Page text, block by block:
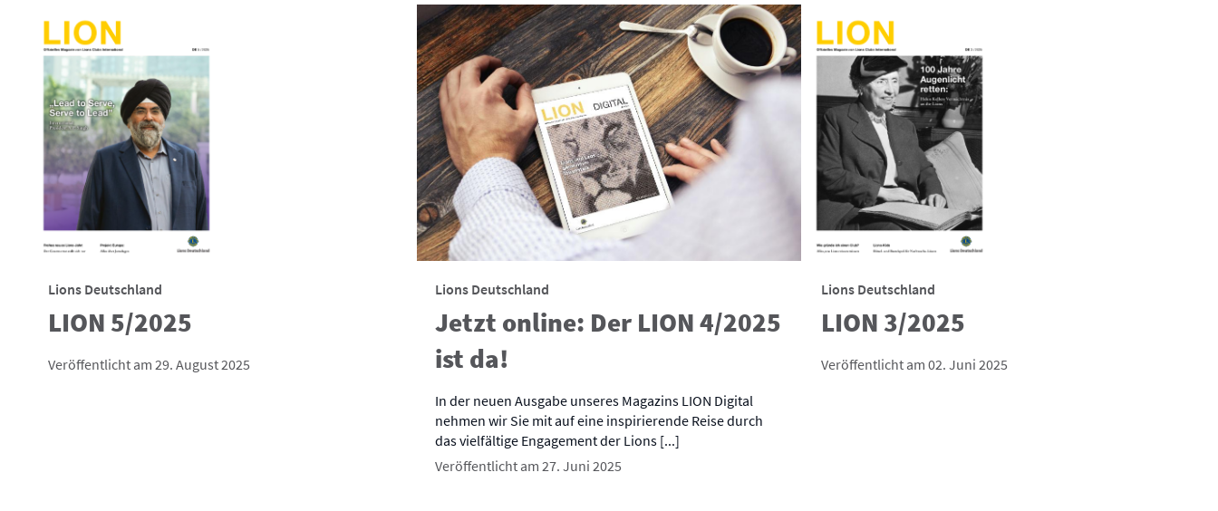
Lions Deutschland
LION 5/2025
Veröffentlicht am 29. August 2025
Lions Deutschland
Jetzt online: Der LION 4/2025
ist da!
In der neuen Ausgabe unseres Magazins LION Digital
nehmen wir Sie mit auf eine inspirierende Reise durch
das vielfältige Engagement der Lions [...]
Veröffentlicht am 27. Juni 2025
Lions Deutschland
LION 3/2025
Veröffentlicht am 02. Juni 2025